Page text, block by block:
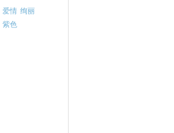
爱情 绚丽
紫色